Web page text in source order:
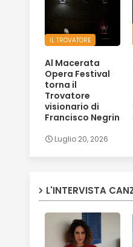
IL TROVATORE
Al Macerata
Opera Festival
torna il
Trovatore
visionario di
Francisco Negrin
Luglio 20, 2026
L'INTERVISTA